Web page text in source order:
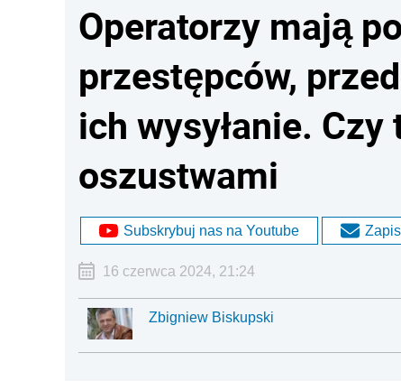
Operatorzy mają
przestępców,
ich wysyłanie.
oszustwami
Subskrybuj nas na Youtube
16 czerwca 2024, 21:24
Zbigniew Biskupski